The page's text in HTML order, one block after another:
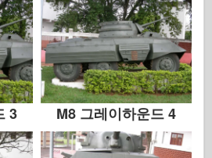
3 M8 그레이하운드 4